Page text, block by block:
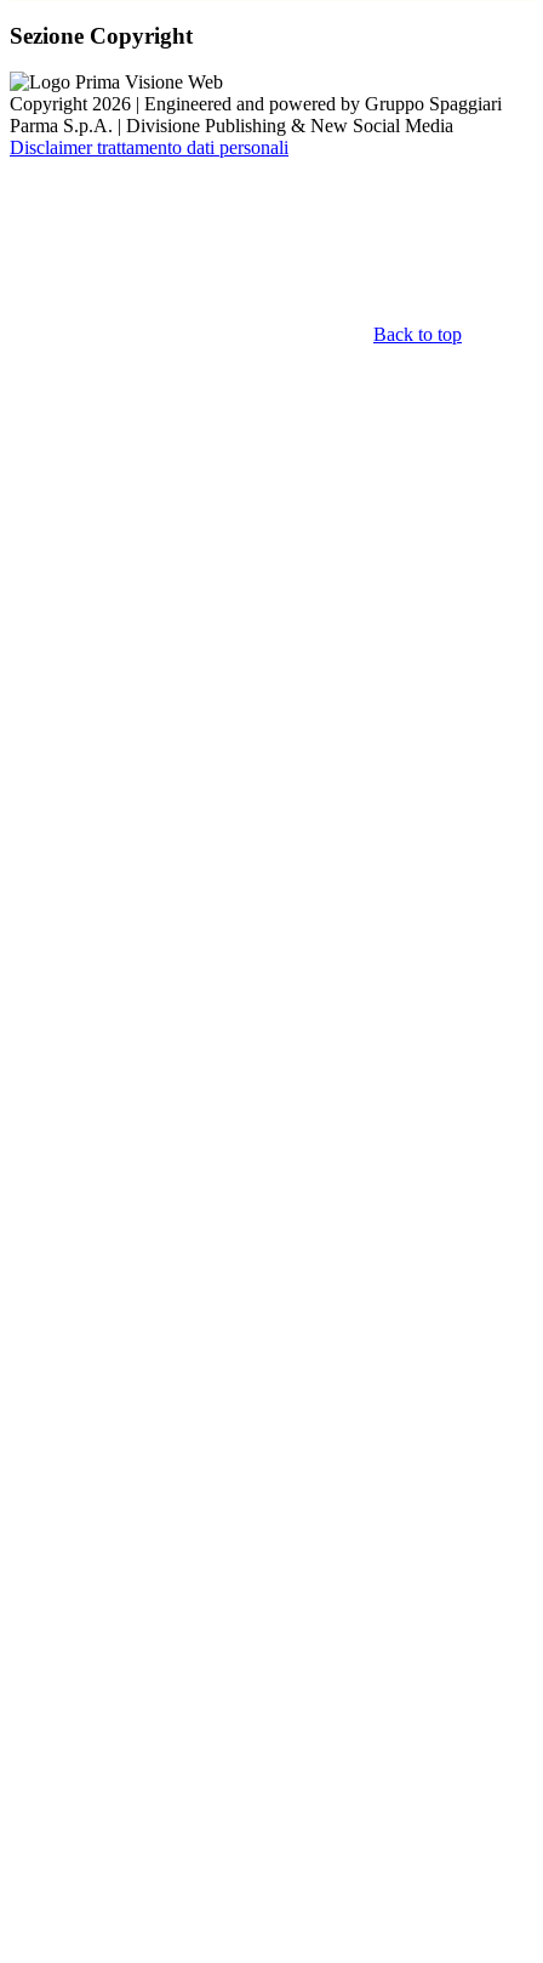
Sezione Copyright
Copyright 2026 | Engineered and powered by Gruppo Spaggiari
Parma S.p.A. | Divisione Publishing & New Social Media
Disclaimer trattamento dati personali
Back to top